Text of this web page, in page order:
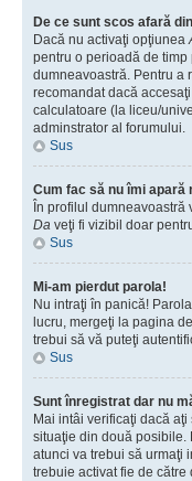
De ce sunt scos afară
Dacă nu activaţi opţiunea
pentru o perioadă de
dumneavoastră. Pentru a
recomandat dacă
calculatoare (la liceu/
adminstrator al forumului.
Sus
Cum fac să nu îmi
În profilul
Da veţi fi vizibil doar
Sus
Mi-am pierdut parola!
Nu intraţi în panică!
lucru, mergeţi la pagina
trebui să vă puteţi
Sus
Sunt înregistrat dar nu
Mai intâi verificaţi dacă
situaţie din două posibile.
atunci va trebui să urmaţi
trebuie activat fie de